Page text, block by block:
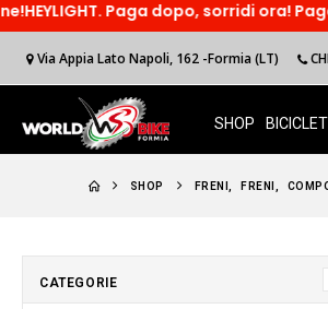
dopo, sorridi ora! Paga in tre
Via Appia Lato Napoli, 162 -Formia (LT)
SHOP
SHOP FRENI FRENI
CATEGORIE